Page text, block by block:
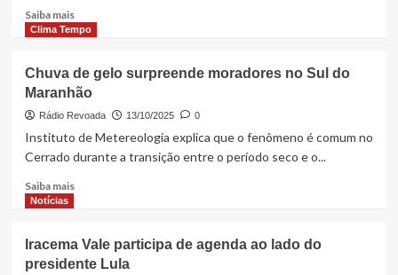
Margem
Saiba maisRead
more
Padre
é
flagrado
com
de
dentro
paroquial
Clima Tempo
Chuva de gelo surpreende moradores no Sul do
Maranhão
Rádio Revoada 13/10/2025 0
Instituto de Metereologia explica que o fenômeno é comum no
Cerrado durante a transição entre o período seco e o...
Saiba maisRead
de
gelo
Notícias
Iracema Vale participa de agenda ao lado do
presidente Lula